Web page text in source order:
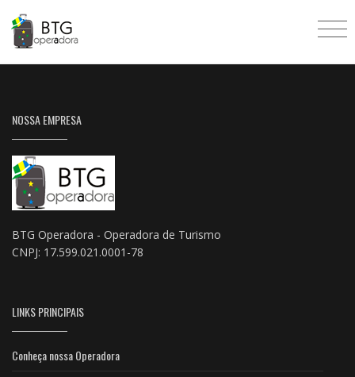
NOSSA EMPRESA
BTG Operadora - Operadora de Turismo
CNPJ: 17.599.021.0001-78
LINKS PRINCIPAIS
Conheça nossa Operadora